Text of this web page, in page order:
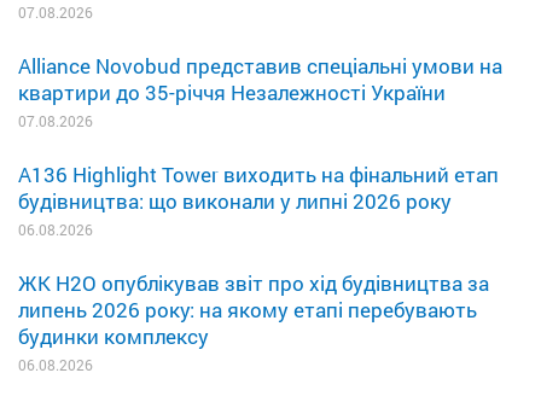
07.08.2026
Alliance Novobud представив спеціальні умови на
квартири до 35-річчя Незалежності України
07.08.2026
A136 Highlight Tower виходить на фінальний етап
будівництва: що виконали у липні 2026 року
06.08.2026
ЖК H2O опублікував звіт про хід будівництва за
липень 2026 року: на якому етапі перебувають
будинки комплексу
06.08.2026